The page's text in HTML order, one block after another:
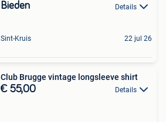
Bieden Details
Sint-Kruis 22 jul 26
Club Brugge vintage longsleeve shirt
€ 55,00 Details